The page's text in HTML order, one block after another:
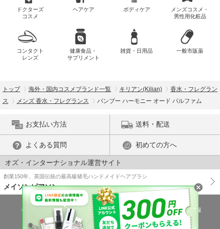
ドクターズ
コスメ
ヘアケア ボディケア
メンズコスメ・
男性用化粧品
コンタクト
レンズ
健康食品・
サプリメント
雑貨・日用品 一般市販薬
トップ 海外・国内コスメブランド一覧 キリアン(Kilian)
香水・フレグラン
ス
メンズ 香水・フレグランス バンブー ハーモニー オード パルファム
お支払い方法 送料・配送
よくある質問 初めての方へ
オズ・インターナショナル運営サイト
創業150年、英国伝統の最高級猪毛ハンドメイドヘアブラシ
メイソンピアソン
特商法に基づく表示 プライバシーポリシー
医薬品販売許可証の情報
ご利用規約
PC版で表示